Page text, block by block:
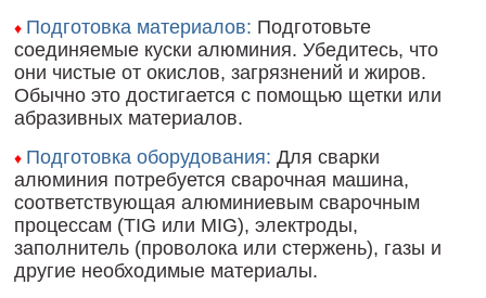
♦ Подготовка материалов: Подготовьте
соединяемые куски алюминия. Убедитесь, что
они чистые от окислов, загрязнений и жиров.
Обычно это достигается с помощью щетки или
абразивных материалов.
♦ Подготовка оборудования: Для сварки
алюминия потребуется сварочная машина,
соответствующая алюминиевым сварочным
процессам (TIG или MIG), электроды,
заполнитель (проволока или стержень), газы и
другие необходимые материалы.